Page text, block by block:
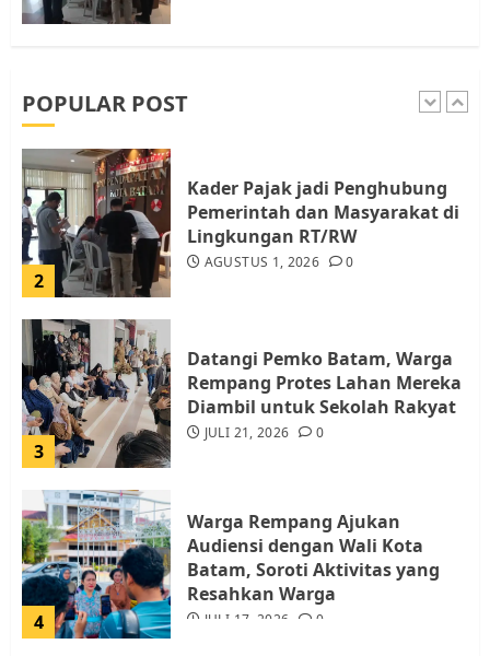
POPULAR POST
1
2
Kader Pajak jadi Penghubung
Pemerintah dan Masyarakat di
Lingkungan RT/RW
AGUSTUS 1, 2026 0
3
Datangi Pemko Batam, Warga
Rempang Protes Lahan Mereka
Diambil untuk Sekolah Rakyat
JULI 21, 2026 0
4
Warga Rempang Ajukan
Audiensi dengan Wali Kota
Batam, Soroti Aktivitas yang
Resahkan Warga
JULI 17, 2026 0